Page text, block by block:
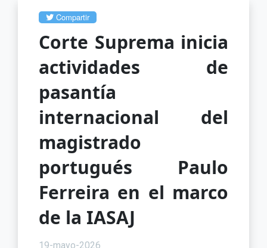
Compartir
Corte Suprema inicia
actividades de
pasantía
internacional del
magistrado
portugués Paulo
Ferreira en el marco
de la IASAJ
19-mayo-2026